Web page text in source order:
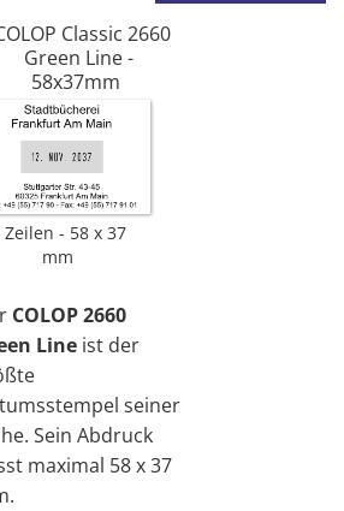
Classic 2660
Green Line -
58x37mm
Zeilen
58 x 37
mm
COLOP 2660
Line ist der
seiner
Sein Abdruck
maximal 58 x 37